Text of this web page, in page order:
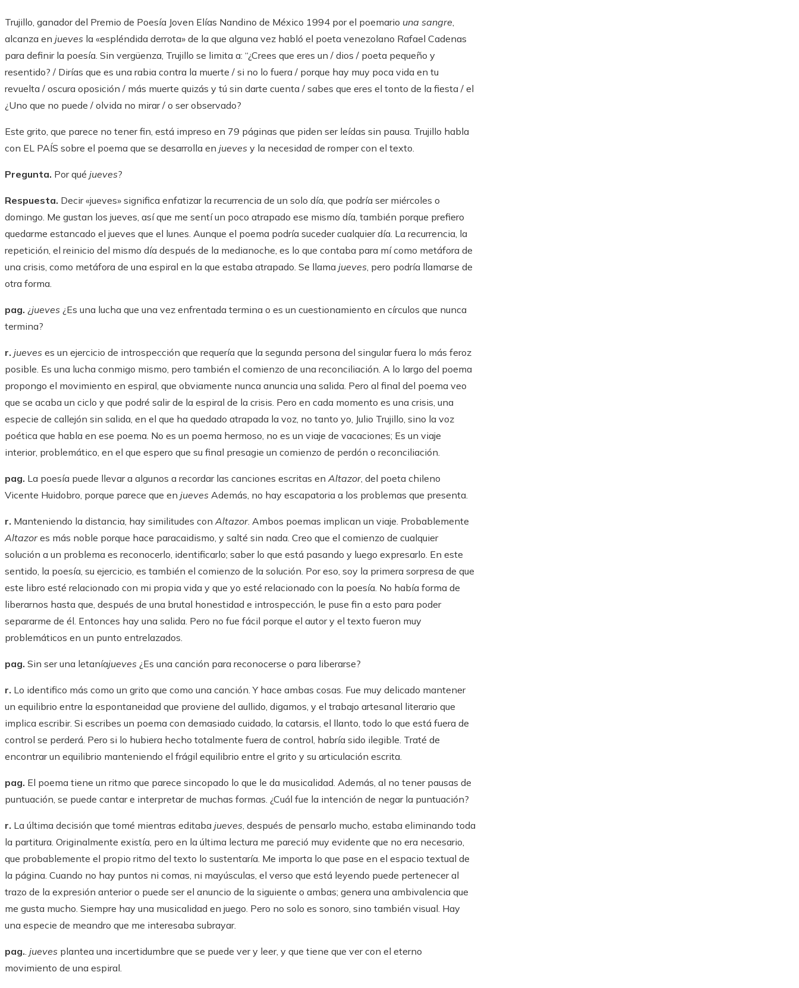
Trujillo, ganador del Premio de Poesía Joven Elías Nandino de México 1994 por el poemario una sangre,
alcanza en jueves la «espléndida derrota» de la que alguna vez habló el poeta venezolano Rafael Cadenas
para definir la poesía. Sin vergüenza, Trujillo se limita a: “¿Crees que eres un / dios / poeta pequeño y
resentido? / Dirías que es una rabia contra la muerte / si no lo fuera / porque hay muy poca vida en tu
revuelta / oscura oposición / más muerte quizás y tú sin darte cuenta / sabes que eres el tonto de la fiesta / el
¿Uno que no puede / olvida no mirar / o ser observado?
Este grito, que parece no tener fin, está impreso en 79 páginas que piden ser leídas sin pausa. Trujillo habla
con EL PAÍS sobre el poema que se desarrolla en jueves y la necesidad de romper con el texto.
Pregunta. Por qué jueves?
Respuesta. Decir «jueves» significa enfatizar la recurrencia de un solo día, que podría ser miércoles o
domingo. Me gustan los jueves, así que me sentí un poco atrapado ese mismo día, también porque prefiero
quedarme estancado el jueves que el lunes. Aunque el poema podría suceder cualquier día. La recurrencia, la
repetición, el reinicio del mismo día después de la medianoche, es lo que contaba para mí como metáfora de
una crisis, como metáfora de una espiral en la que estaba atrapado. Se llama jueves, pero podría llamarse de
otra forma.
pag. ¿jueves ¿Es una lucha que una vez enfrentada termina o es un cuestionamiento en círculos que nunca
termina?
r. jueves es un ejercicio de introspección que requería que la segunda persona del singular fuera lo más feroz
posible. Es una lucha conmigo mismo, pero también el comienzo de una reconciliación. A lo largo del poema
propongo el movimiento en espiral, que obviamente nunca anuncia una salida. Pero al final del poema veo
que se acaba un ciclo y que podré salir de la espiral de la crisis. Pero en cada momento es una crisis, una
especie de callejón sin salida, en el que ha quedado atrapada la voz, no tanto yo, Julio Trujillo, sino la voz
poética que habla en ese poema. No es un poema hermoso, no es un viaje de vacaciones; Es un viaje
interior, problemático, en el que espero que su final presagie un comienzo de perdón o reconciliación.
pag. La poesía puede llevar a algunos a recordar las canciones escritas en Altazor, del poeta chileno
Vicente Huidobro, porque parece que en jueves Además, no hay escapatoria a los problemas que presenta.
r. Manteniendo la distancia, hay similitudes con Altazor. Ambos poemas implican un viaje. Probablemente
Altazores más noble porque hace paracaidismo, y salté sin nada. Creo que el comienzo de cualquier
solución a un problema es reconocerlo, identificarlo; saber lo que está pasando y luego expresarlo. En este
sentido, la poesía, su ejercicio, es también el comienzo de la solución. Por eso, soy la primera sorpresa de que
este libro esté relacionado con mi propia vida y que yo esté relacionado con la poesía. No había forma de
liberarnos hasta que, después de una brutal honestidad e introspección, le puse fin a esto para poder
separarme de él. Entonces hay una salida. Pero no fue fácil porque el autor y el texto fueron muy
problemáticos en un punto entrelazados.
pag. Sin ser una letaníajueves ¿Es una canción para reconocerse o para liberarse?
r. Lo identifico más como un grito que como una canción. Y hace ambas cosas. Fue muy delicado mantener
un equilibrio entre la espontaneidad que proviene del aullido, digamos, y el trabajo artesanal literario que
implica escribir. Si escribes un poema con demasiado cuidado, la catarsis, el llanto, todo lo que está fuera de
control se perderá. Pero si lo hubiera hecho totalmente fuera de control, habría sido ilegible. Traté de
encontrar un equilibrio manteniendo el frágil equilibrio entre el grito y su articulación escrita.
pag. El poema tiene un ritmo que parece sincopado lo que le da musicalidad. Además, al no tener pausas de
puntuación, se puede cantar e interpretar de muchas formas. ¿Cuál fue la intención de negar la puntuación?
r. La última decisión que tomé mientras editaba jueves, después de pensarlo mucho, estaba eliminando toda
la partitura. Originalmente existía, pero en la última lectura me pareció muy evidente que no era necesario,
que probablemente el propio ritmo del texto lo sustentaría. Me importa lo que pase en el espacio textual de
la página. Cuando no hay puntos ni comas, ni mayúsculas, el verso que está leyendo puede pertenecer al
trazo de la expresión anterior o puede ser el anuncio de la siguiente o ambas; genera una ambivalencia que
me gusta mucho. Siempre hay una musicalidad en juego. Pero no solo es sonoro, sino también visual. Hay
una especie de meandro que me interesaba subrayar.
pag.. jueves plantea una incertidumbre que se puede ver y leer, y que tiene que ver con el eterno
movimiento de una espiral.